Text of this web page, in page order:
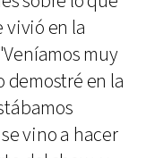
vivió en la
muy
demostré en la
vino a hacer